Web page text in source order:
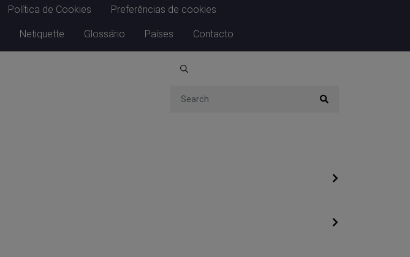
Política de Cookies Preferências de cookies
Netiquette Glossário Países Contacto